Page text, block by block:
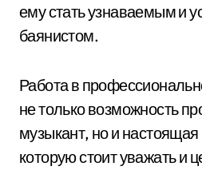
ему стать узнаваемым и
баянистом.
Работа в
не только возможность
музыкант, но и
которую стоит уважать и